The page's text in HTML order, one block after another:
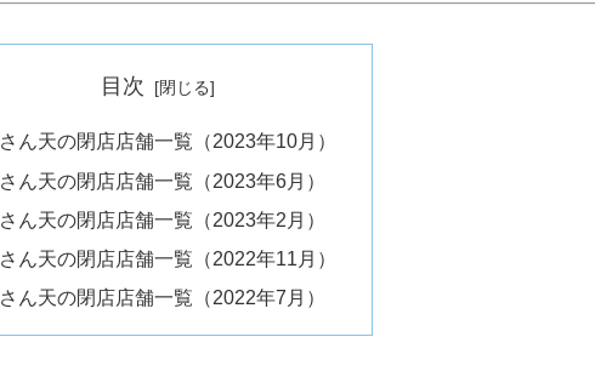
目次
さん天の閉店店舗一覧（2023年10月）
さん天の閉店店舗一覧（2023年6月）
さん天の閉店店舗一覧（2023年2月）
さん天の閉店店舗一覧（2022年11月）
さん天の閉店店舗一覧（2022年7月）